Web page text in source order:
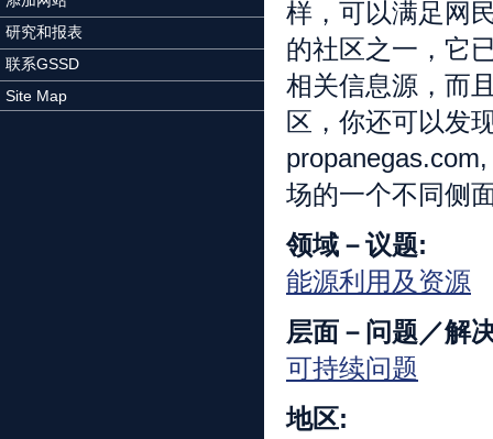
研究和报表
联系GSSD
Site Map
样，可以满足网
的社区之一，它
相关信息源，而
区，你还可以发
场的一个不同侧
领域－议题:
能源利用及资源
层面－问题／解
可持续问题
地区: